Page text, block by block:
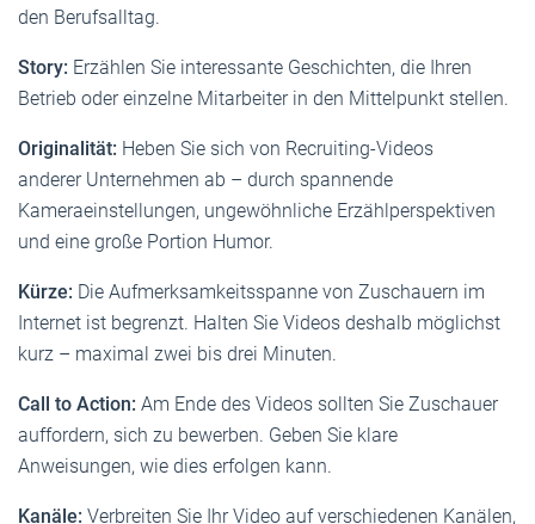
den Berufsalltag.
Story: Erzählen Sie interessante Geschichten, die Ihren
Betrieb oder einzelne Mitarbeiter in den Mittelpunkt stellen.
Originalität: Heben Sie sich von Recruiting-Videos
anderer Unternehmen ab – durch spannende
Kameraeinstellungen, ungewöhnliche Erzählperspektiven
und eine große Portion Humor.
Kürze: Die Aufmerksamkeitsspanne von Zuschauern im
Internet ist begrenzt. Halten Sie Videos deshalb möglichst
kurz – maximal zwei bis drei Minuten.
Call to Action: Am Ende des Videos sollten Sie Zuschauer
auffordern, sich zu bewerben. Geben Sie klare
Anweisungen, wie dies erfolgen kann.
Kanäle: Verbreiten Sie Ihr Video auf verschiedenen Kanälen,